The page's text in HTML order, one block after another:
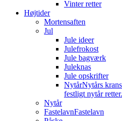
Vinter retter
Højtider
Mortensaften
Jul
Jule ideer
Julefrokost
Jule bagværk
Juleknas
Jule opskrifter
NytårNytårs
festligt nytår retter.
Nytår
FastelavnFastelavn